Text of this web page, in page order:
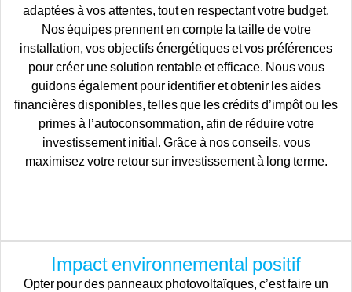
adaptées à vos attentes, tout en respectant votre budget.
Nos équipes prennent en compte la taille de votre
installation, vos objectifs énergétiques et vos préférences
pour créer une solution rentable et efficace. Nous vous
guidons également pour identifier et obtenir les aides
financières disponibles, telles que les crédits d’impôt ou les
primes à l’autoconsommation, afin de réduire votre
investissement initial. Grâce à nos conseils, vous
maximisez votre retour sur investissement à long terme.
Impact environnemental positif
Opter pour des panneaux photovoltaïques, c’est faire un